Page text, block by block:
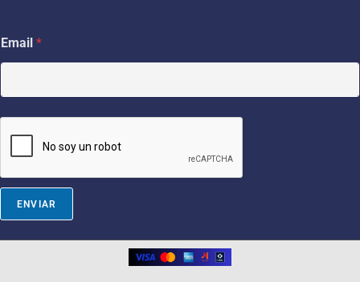
m
a
l
m
l
Email *
ENVIAR